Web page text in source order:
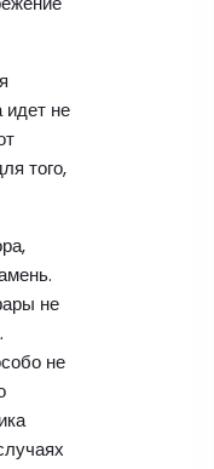
идет не
того,
не
не